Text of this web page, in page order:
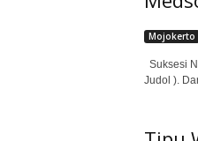
Mojokerto
Suksesi
Judol ).